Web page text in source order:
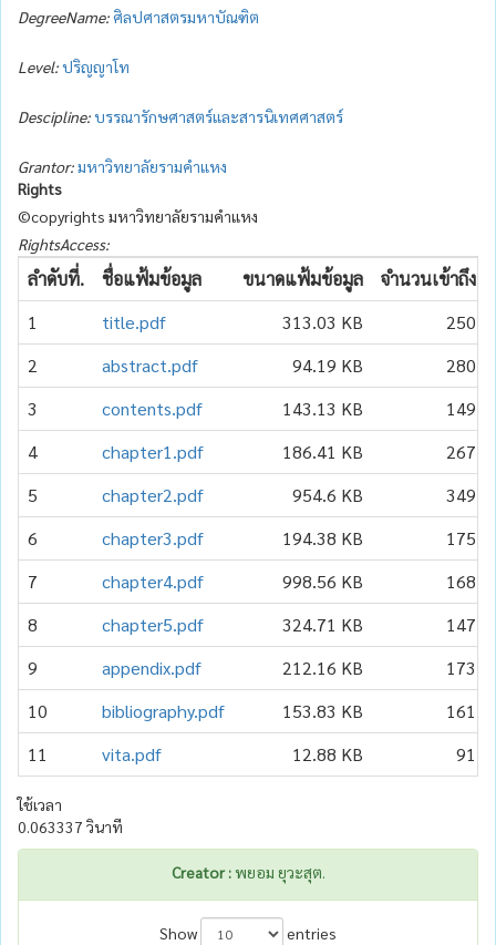
DegreeName: ศิลปศาสตรมหาบัณฑิต
Level:ปริญญาโท
Descipline:บรรณารักษศาสตร์และสารนิเทศศาสตร์
Grantor:มหาวิทยาลัยรามคำแหง
Rights
©copyrights มหาวิทยาลัยรามคำแหง
RightsAccess:
ลำดับที่. ชื่อแฟ้มข้อมูล ขนาดแฟ้มข้อมูล จำนวนเข้าถึง
1
title.pdf 313.03 KB 250
2
abstract.pdf 94.19 KB 280
3
contents.pdf 143.13 KB 149
4
chapter1.pdf 186.41 KB 267
5
chapter2.pdf 954.6 KB 349
6
chapter3.pdf 194.38 KB 175
7
chapter4.pdf 998.56 KB 168
8
chapter5.pdf 324.71 KB 147
9
appendix.pdf 212.16 KB 173
10
bibliography.pdf 153.83 KB 161
11
vita.pdf 12.88 KB 91
ใช้เวลา
0.063337 วินาที
Creator :พยอม ยุวะสุต.
Show
entries